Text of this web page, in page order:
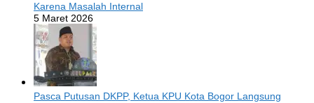
Karena Masalah Internal
5 Maret 2026
Pasca Putusan DKPP, Ketua KPU Kota Bogor Langsung